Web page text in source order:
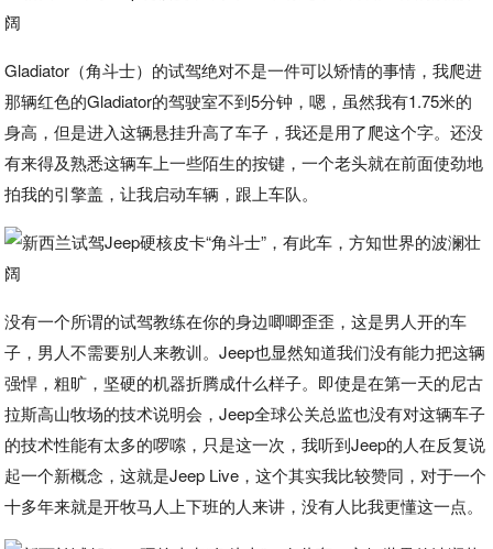
Gladiator（角斗士）的试驾绝对不是一件可以矫情的事情，我爬进
那辆红色的Gladiator的驾驶室不到5分钟，嗯，虽然我有1.75米的
身高，但是进入这辆悬挂升高了车子，我还是用了爬这个字。还没
有来得及熟悉这辆车上一些陌生的按键，一个老头就在前面使劲地
拍我的引擎盖，让我启动车辆，跟上车队。
没有一个所谓的试驾教练在你的身边唧唧歪歪，这是男人开的车
子，男人不需要别人来教训。Jeep也显然知道我们没有能力把这辆
强悍，粗旷，坚硬的机器折腾成什么样子。即使是在第一天的尼古
拉斯高山牧场的技术说明会，Jeep全球公关总监也没有对这辆车子
的技术性能有太多的啰嗦，只是这一次，我听到Jeep的人在反复说
起一个新概念，这就是Jeep Live，这个其实我比较赞同，对于一个
十多年来就是开牧马人上下班的人来讲，没有人比我更懂这一点。